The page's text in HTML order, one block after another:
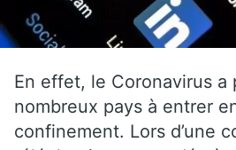
En effet, le Coronavirus a
nombreux pays à entrer
confinement. Lors d’une